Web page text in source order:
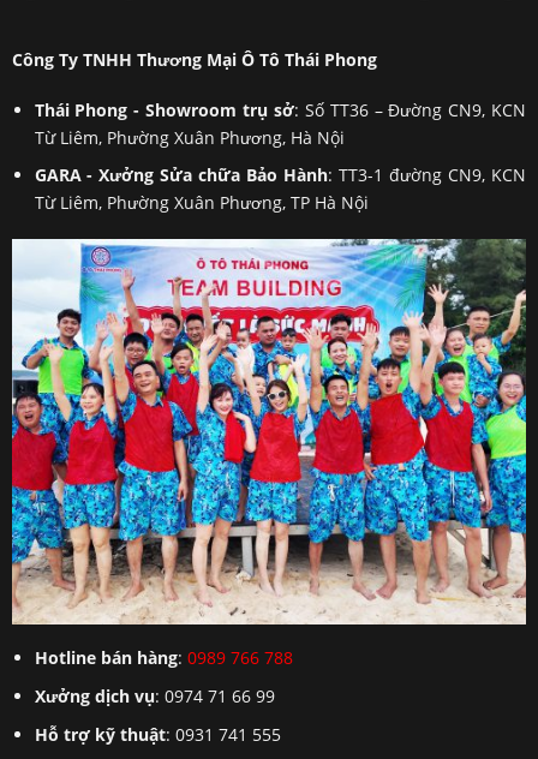
Công Ty TNHH Thương Mại Ô Tô Thái Phong
Thái Phong - Showroom trụ sở: Số TT36 – Đường CN9, KCN
Từ Liêm, Phường Xuân Phương, Hà Nội
GARA - Xưởng Sửa chữa Bảo Hành: TT3-1 đường CN9, KCN
Từ Liêm, Phường Xuân Phương, TP Hà Nội
Hotline bán hàng: 0989 766 788
Xưởng dịch vụ: 0974 71 66 99
Hỗ trợ kỹ thuật: 0931 741 555